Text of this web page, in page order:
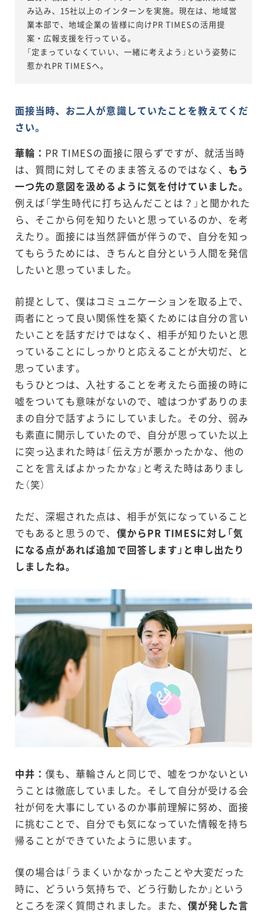
み込み、15社以上のインターンを実施。現在は、地域営
業本部で、地域企業の皆様に向けPR TIMESの活用提
案・広報支援を行っている。
「定まっていなくていい、一緒に考えよう」という姿勢に
惹かれPR TIMESへ。
面接当時、お二人が意識していたことを教えてくだ
さい。
華輪： PR TIMESの面接に限らずですが、就活当時
は、質問に対してそのまま答えるのではなく、 もう
一つ先の意図を汲めるように気を付けていました。
例えば「学生時代に打ち込んだことは？」と聞かれた
ら、そこから何を知りたいと思っているのか、を考
えたり。面接には当然評価が伴うので、自分を知っ
てもらうためには、きちんと自分という人間を発信
したいと思っていました。
前提として、僕はコミュニケーションを取る上で、
両者にとって良い関係性を築くためには自分の言い
たいことを話すだけではなく、相手が知りたいと思
っていることにしっかりと応えることが大切だ、と
思っています。
もうひとつは、入社することを考えたら面接の時に
嘘をついても意味がないので、嘘はつかずありのま
まの自分で話すようにしていました。その分、弱み
も素直に開示していたので、自分が思っていた以上
に突っ込まれた時は「伝え方が悪かったかな、他の
ことを言えばよかったかな」と考えた時はありまし
た（笑）
ただ、深堀された点は、相手が気になっていること
でもあると思うので、 僕からPR TIMESに対し「気
になる点があれば追加で回答します」と申し出たり
しましたね。
中井：僕も、華輪さんと同じで、嘘をつかないとい
うことは徹底していました。そして自分が受ける会
社が何を大事にしているのか事前理解に努め、面接
に挑むことで、自分でも気になっていた情報を持ち
帰ることができていたように思います。
僕の場合は「うまくいかなかったことや大変だった
時に、どういう気持ちで、どう行動したか」という
ところを深く質問されました。また、 僕が発した言